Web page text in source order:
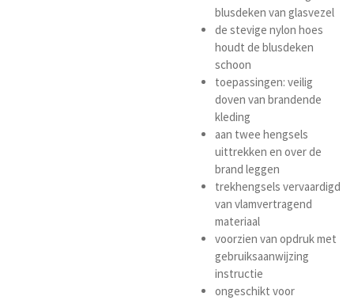
blusdeken van glasvezel
de stevige nylon hoes
houdt de blusdeken
schoon
toepassingen: veilig
doven van brandende
kleding
aan twee hengsels
uittrekken en over de
brand leggen
trekhengsels vervaardigd
van vlamvertragend
materiaal
voorzien van opdruk met
gebruiksaanwijzing
instructie
ongeschikt voor